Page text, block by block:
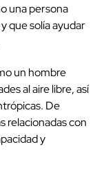
una persona
que solía ayudar
un hombre
al aire libre, así
De
relacionadas con
y